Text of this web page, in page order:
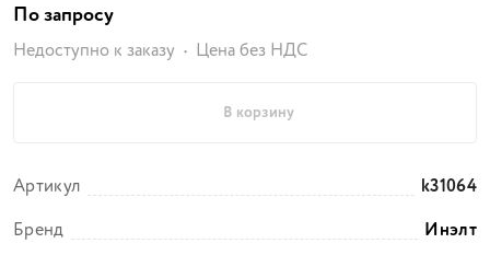
По запросу
Недоступно к заказу Цена без НДС
В корзину
Артикул
k31064
Бренд
Инэлт